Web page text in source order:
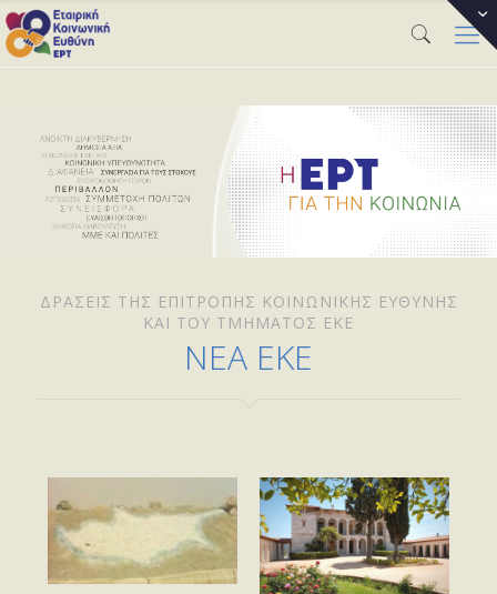
ΔΡΆΣΕΙΣ ΤΗΣ ΕΠΙΤΡΟΠΉΣ ΚΟΙΝΩΝΙΚΉΣ ΕΥΘΎΝΗΣ
ΚΑΙ ΤΟΥ ΤΜΉΜΑΤΟΣ ΕΚΕ
ΝΕΑ ΕΚΕ